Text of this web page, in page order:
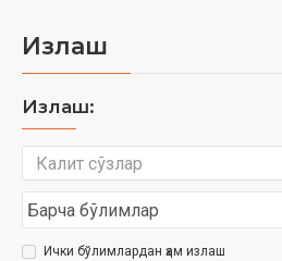
Излаш
Излаш:
Ички бўлимлардан ҳам излаш